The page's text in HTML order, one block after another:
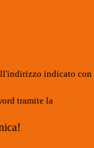
indicato con
tramite la